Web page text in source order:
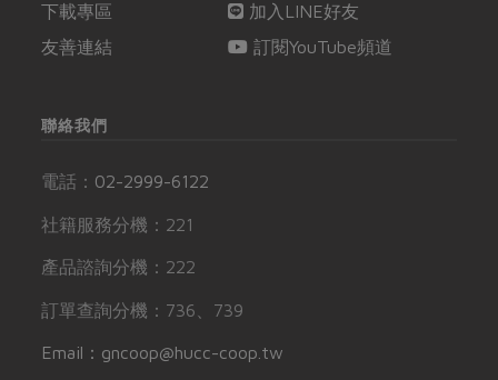
下載專區
友善連結
加入LINE好友
訂閱YouTube頻道
聯絡我們
電話： 02-2999-6122
社籍服務分機：221
產品諮詢分機：222
訂單查詢分機：736、739
Email：gncoop@hucc-coop.tw